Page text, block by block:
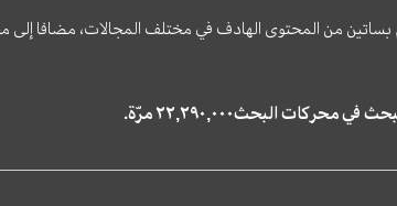
بساتين من المحتوى الهادف في مختلف المجالات، مضافا